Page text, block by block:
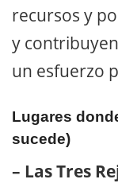
recursos y
y
un esfuerzo
Lugares
sucede)
– Las Tres